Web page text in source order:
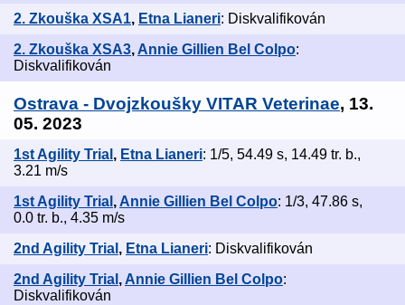
2. Zkouška XSA1, Etna Lianeri: Diskvalifikován
2. Zkouška XSA3, Annie Gillien Bel Colpo:
Diskvalifikován
Ostrava - Dvojzkoušky VITAR Veterinae, 13.
05. 2023
1st Agility Trial , Etna Lianeri: 1/5, 54.49 s, 14.49 tr. b.,
3.21 m/s
1st Agility Trial , Annie Gillien Bel Colpo: 1/3, 47.86 s,
0.0 tr. b., 4.35 m/s
2nd Agility Trial , Etna Lianeri: Diskvalifikován
2nd Agility Trial , Annie Gillien Bel Colpo:
Diskvalifikován